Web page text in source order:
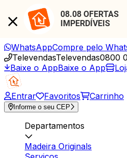
08.08 OFERTAS
IMPERDÍVEIS
WhatsAppCompre pelo
TelevendasTelevendas0800
Baixe o AppBaixe o App
Entrar Favoritos Carrinho
Informe o seu CEP
Departamentos
Madeira Originals